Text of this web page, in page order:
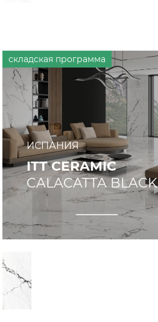
ИСПАНИЯ
ITT CERAMIC
CALACATTA BLACK